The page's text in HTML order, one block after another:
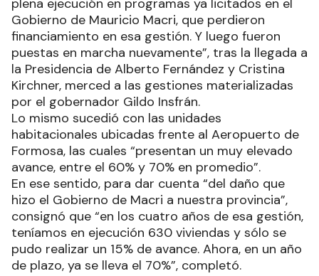
plena ejecución en programas ya licitados en el
Gobierno de Mauricio Macri, que perdieron
financiamiento en esa gestión. Y luego fueron
puestas en marcha nuevamente”, tras la llegada a
la Presidencia de Alberto Fernández y Cristina
Kirchner, merced a las gestiones materializadas
por el gobernador Gildo Insfrán.
Lo mismo sucedió con las unidades
habitacionales ubicadas frente al Aeropuerto de
Formosa, las cuales “presentan un muy elevado
avance, entre el 60% y 70% en promedio”.
En ese sentido, para dar cuenta “del daño que
hizo el Gobierno de Macri a nuestra provincia”,
consignó que “en los cuatro años de esa gestión,
teníamos en ejecución 630 viviendas y sólo se
pudo realizar un 15% de avance. Ahora, en un año
de plazo, ya se lleva el 70%”, completó.